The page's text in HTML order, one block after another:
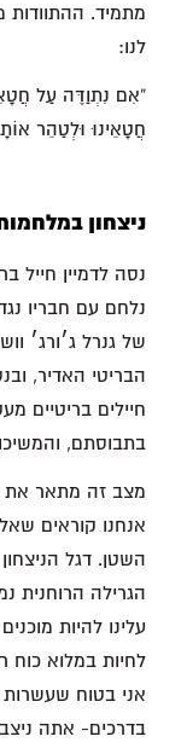
מתמיד.
לנו:
“אִם נִתְוַדֶּה עַל
חֲטָאֵינוּ וּלְטַהֵר
ניצחון
נסה לדמיין
נלחם עם חבריו
של גנרל ג׳ורג׳
הבריטי האדיר,
חיילים בריטיים
בתבוסתם,
אנחנו קוראים
השטן. דגל
הגרילה הרוחנית
עלינו להיות
לחיות במלוא כוח
אני בטוח
בדרכים- אתה